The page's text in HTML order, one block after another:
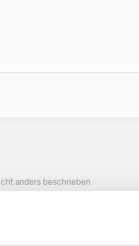
anders beschrieben